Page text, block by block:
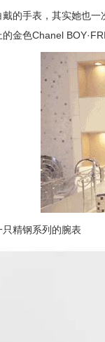
戴的手表，其实她也
的金色Chanel
只精钢系列的腕表